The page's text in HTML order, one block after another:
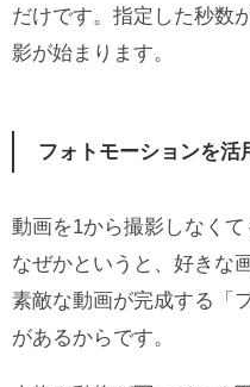
だけです。指定した秒数
影が始まります。
フォトモーションを活
動画を1から撮影しなくて
なぜかというと、好きな
素敵な動画が完成する「
があるからです。